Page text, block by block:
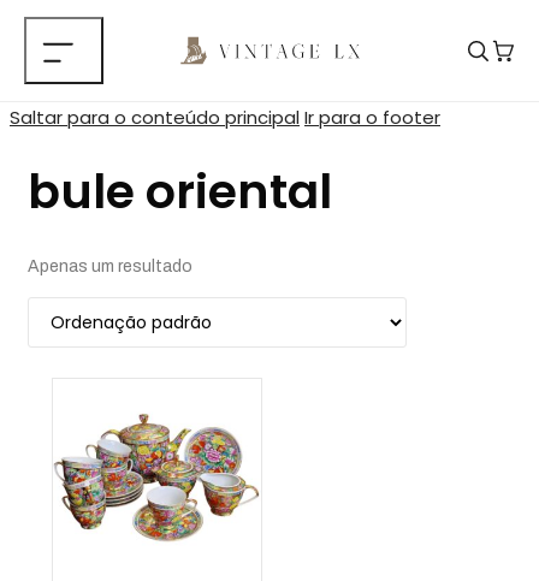
Saltar para o conteúdo principalIr para o footer
bule oriental
Apenas um resultado